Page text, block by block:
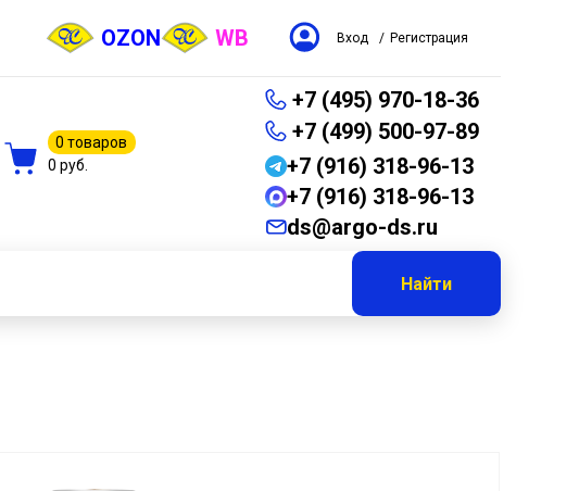
OZON WB Вход / Регистрация
0 товаров
0 руб.
+7 (495) 970-18-36
+7 (499) 500-97-89
+7 (916) 318-96-13
+7 (916) 318-96-13
ds@argo-ds.ru
Найти